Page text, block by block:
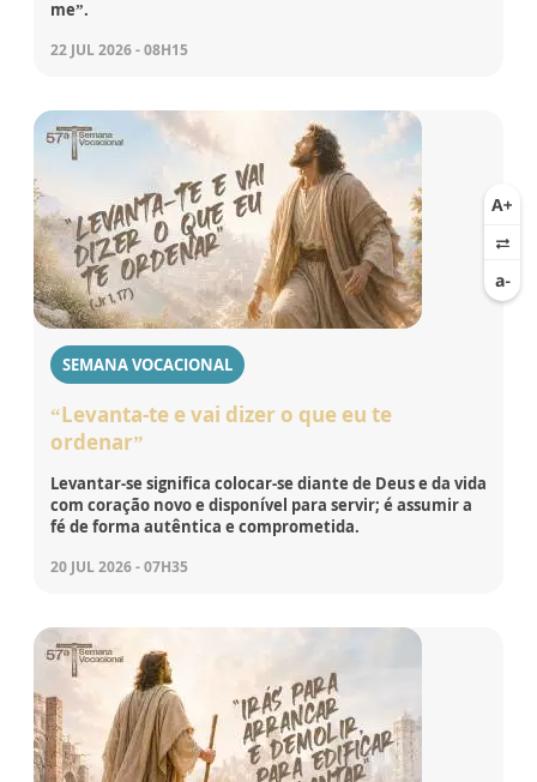
me”.
22 JUL 2026 - 08H15
SEMANA VOCACIONAL
“Levanta-te e vai dizer o que eu te
ordenar”
Levantar-se significa colocar-se diante de Deus e da vida
com coração novo e disponível para servir; é assumir a
fé de forma autêntica e comprometida.
20 JUL 2026 - 07H35